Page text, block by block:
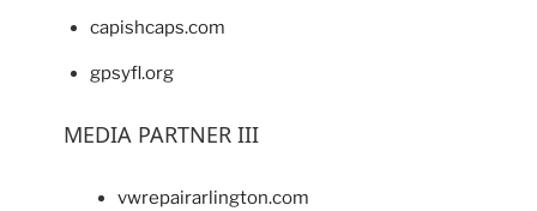
capishcaps.com
gpsyfl.org
MEDIA PARTNER III
vwrepairarlington.com